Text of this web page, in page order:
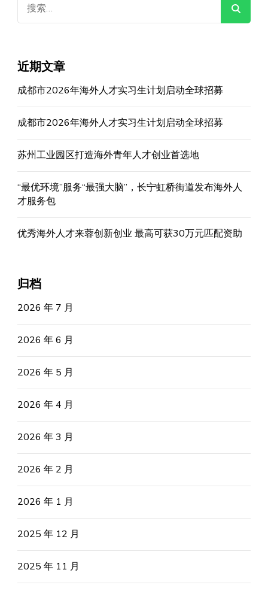
索：
近期文章
成都市2026年海外人才实习生计划启动全球招募
成都市2026年海外人才实习生计划启动全球招募
苏州工业园区打造海外青年人才创业首选地
“最优环境”服务“最强大脑”，长宁虹桥街道发布海外人
才服务包
优秀海外人才来蓉创新创业 最高可获30万元匹配资助
归档
2026 年 7 月
2026 年 6 月
2026 年 5 月
2026 年 4 月
2026 年 3 月
2026 年 2 月
2026 年 1 月
2025 年 12 月
2025 年 11 月